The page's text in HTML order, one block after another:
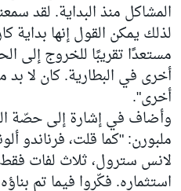
المشاكل منذ البداية. لقد
لذلك يمكن القول إنها بداية
مستعدًا تقريبًا للخروج إلى
أخرى في البطارية. كان لا
أخرى".
وأضاف في إشارة إلى حصّة
ملبورن: "كما قلت، فرناندو
لانس سترول، ثلاث لفات
استثماره. فكّروا فيما تم